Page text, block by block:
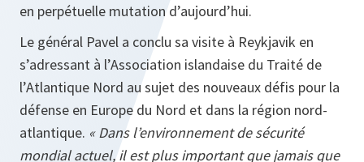
en perpétuelle mutation d’aujourd’hui.
Le général Pavel a conclu sa visite à Reykjavik en
s’adressant à l’Association islandaise du Traité de
l’Atlantique Nord au sujet des nouveaux défis pour la
défense en Europe du Nord et dans la région nord-
atlantique. « Dans l’environnement de sécurité
mondial actuel, il est plus important que jamais que